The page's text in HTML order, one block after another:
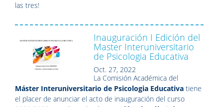
las tres!
Inauguración I Edición del
Master Interuniversitario
de Psicologia Educativa
Oct. 27, 2022
La Comisión Académica del
Máster Interuniversitario de Psicologia Educativa tiene
el placer de anunciar el acto de inauguración del curso